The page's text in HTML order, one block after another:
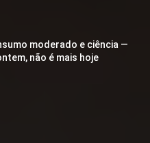
moderado e ciência —
não é mais hoje